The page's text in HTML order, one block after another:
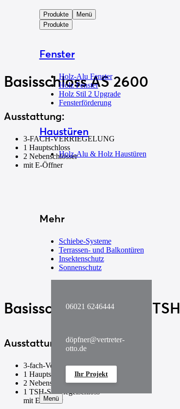
Produkte
Menü
Produkte
Fenster
Holz-Alu Fenster
Holz Fenster
Holz Stil 2 Upgrade
Fensterförderung
Haustüren
Holz-Alu & Holz Haustüren
Mehr
Schiebe-Systeme
Terrassen- und Balkontüren
Insektenschutz
Sonnenschutz
06021 6246444
döpfner@vertreter-
otto.de
Ihr Projekt
Menü
BasisschlossAS 2600
Ausstattung:
3-FACH-VERRIEGELUNG
1 Hauptschloss
2 Nebenschlösser
mit E-Öffner
BasisschlossAS 2600 TSH
Ausstattung:
3-fach-Verriegelung
1 Hauptschloss
2 Nebenschlösser
1 TSH-Sperriegelschloss
mit E-Öffner